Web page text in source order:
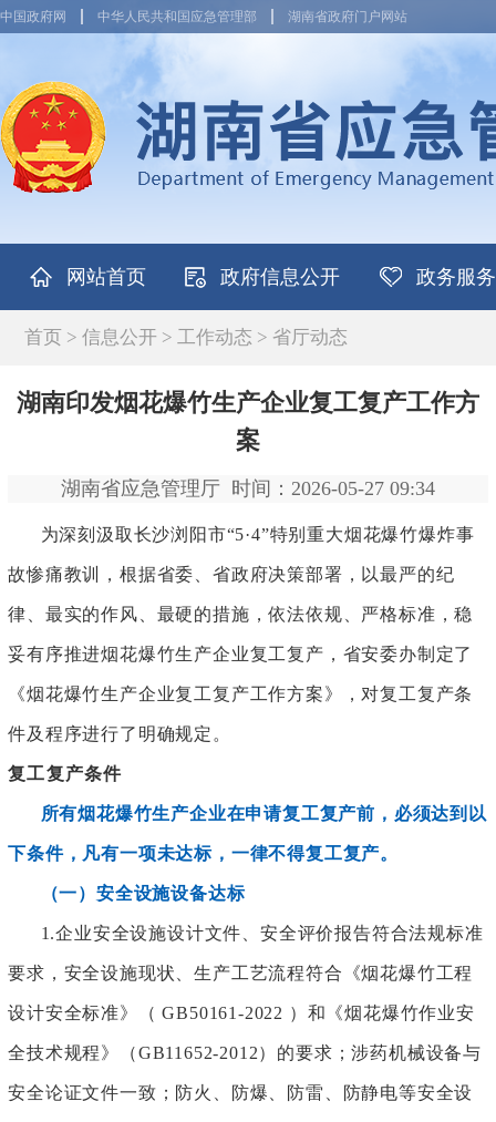
中国政府网 中华人民共和国应急管理部 湖南省政府门户网站
网站首页 政府信息公开 政务服务
首页> 信息公开> 工作动态 > 省厅动态
湖南印发烟花爆竹生产企业复工复产工作方
案
湖南省应急管理厅 时间：2026-05-27 09:34
为深刻汲取长沙浏阳市“5·4”特别重大烟花爆竹爆炸事
故惨痛教训，根据省委、省政府决策部署，以最严的纪
律、最实的作风、最硬的措施，依法依规、严格标准，稳
妥有序推进烟花爆竹生产企业复工复产，省安委办制定了
《烟花爆竹生产企业复工复产工作方案》，对复工复产条
件及程序进行了明确规定。
复工复产条件
所有烟花爆竹生产企业在申请复工复产前，必须达到以
下条件，凡有一项未达标，一律不得复工复产。
（一）安全设施设备达标
1.企业安全设施设计文件、安全评价报告符合法规标准
要求，安全设施现状、生产工艺流程符合《烟花爆竹工程
设计安全标准》（ GB50161-2022 ）和《烟花爆竹作业安
全技术规程》（GB11652-2012）的要求；涉药机械设备与
安全论证文件一致；防火、防爆、防雷、防静电等安全设